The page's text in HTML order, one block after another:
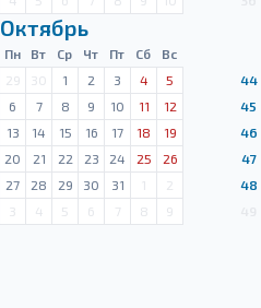
Октябрь
Пн Вт Ср Чт Пт Сб
Вс
29 30 1 2 3 4
5
6 7 8 9 10 11
12
13 14 15 16 17 18
19
20 21 22 23 24 25
26
27 28 29 30 31 1
2
3 4 5 6 7 8 9
44
45
46
47
48